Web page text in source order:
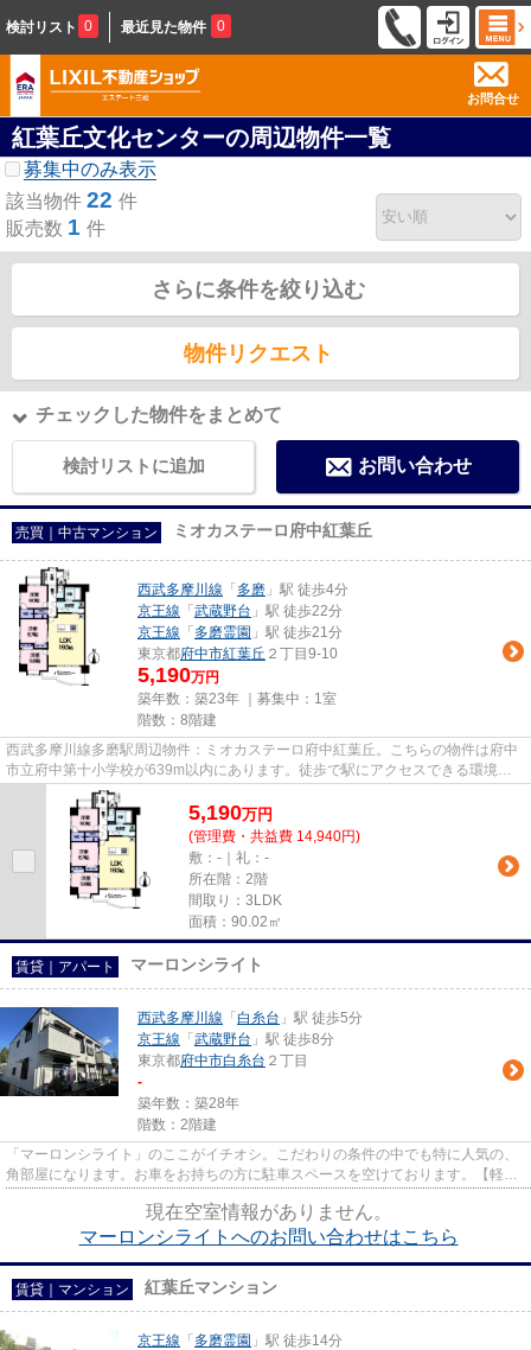
検討リスト 0 最近見た物件 0
お問合せ
紅葉丘文化センターの周辺物件一覧
募集中のみ表示
該当物件 22 件
販売数 1 件
さらに条件を絞り込む
物件リクエスト
チェックした物件をまとめて
検討リストに追加 お問い合わせ
売買｜中古マンション ミオカステーロ府中紅葉丘
西武多摩川線 「 多磨 」駅 徒歩4分
京王線 「 武蔵野台 」駅 徒歩22分
京王線 「 多磨霊園 」駅 徒歩21分
東京都府中市紅葉丘 ２丁目9-10
5,190万円
築年数：築23年 ｜募集中： 1室
階数：8階建
西武多摩川線多磨駅周辺物件：ミオカステーロ府中紅葉丘。こちらの物件は府中
市立府中第十小学校が639m以内にあります。徒歩で駅にアクセスできる環境が
嬉しい、駅徒歩4分圏内の物件で...
5,190万円
(管理費・共益費 14,940円)
敷：-｜礼：-
所在階：2階
間取り：3LDK
面積：90.02㎡
賃貸｜アパート マーロンシライト
西武多摩川線 「 白糸台 」駅 徒歩5分
京王線 「 武蔵野台 」駅 徒歩8分
東京都府中市白糸台 ２丁目
-
築年数：築28年
階数：2階建
「マーロンシライト」のここがイチオシ。こだわりの条件の中でも特に人気の、
角部屋になります。お車をお持ちの方に駐車スペースを空けております。【軽量
現在空室情報がありません。
マーロンシライトへのお問い合わせはこちら
賃貸｜マンション 紅葉丘マンション
京王線 「 多磨霊園 」駅 徒歩14分